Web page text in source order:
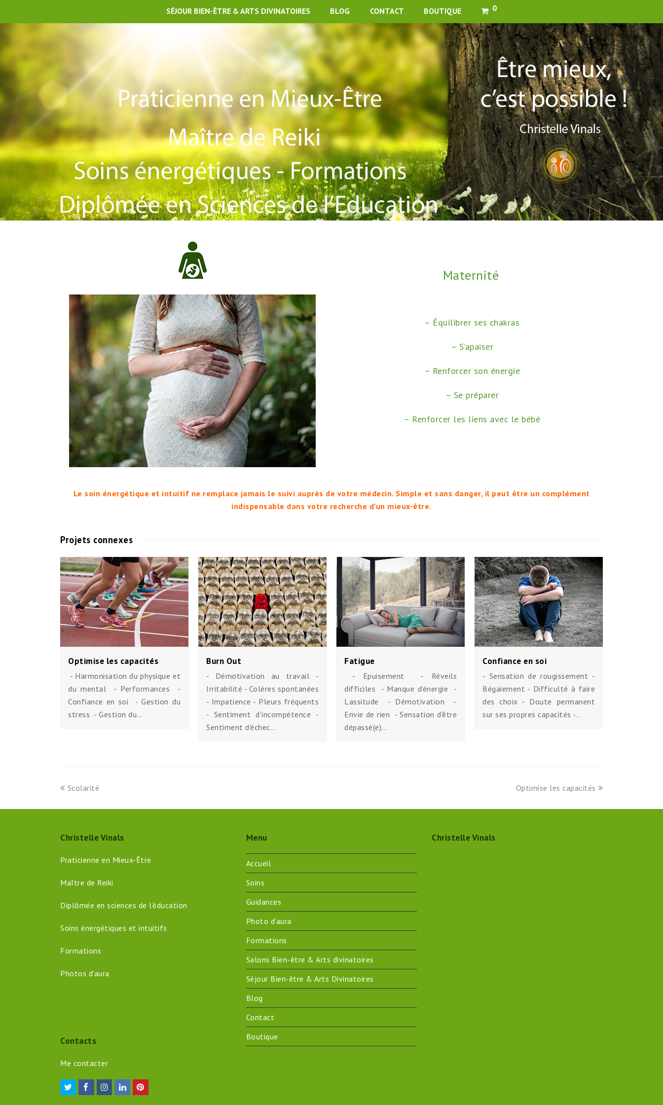
SÉJOUR BIEN-ÊTRE & ARTS DIVINATOIRES BLOG CONTACT BOUTIQUE 0
Maternité
– Équilibrer ses chakras
– S’apaiser
– Renforcer son énergie
– Se préparer
– Renforcer les liens avec le bébé
Le soin énergétique et intuitif ne remplace jamais le suivi auprès de votre médecin. Simple et sans danger, il peut être un complément
indispensable dans votre recherche d’un mieux-être.
Projets connexes
Optimise les capacités
- Harmonisation du physique et
du mental - Performances -
Confiance en soi - Gestion du
stress - Gestion du…
Burn Out
- Démotivation au travail -
Irritabilité - Colères spontanées
- Impatience - Pleurs fréquents
- Sentiment d’incompétence -
Sentiment d'échec…
Fatigue
- Epuisement - Réveils
difficiles - Manque d’énergie -
Lassitude - Démotivation -
Envie de rien - Sensation d'être
dépassé(e)…
Confiance en soi
- Sensation de rougissement -
Bégaiement - Difficulté à faire
des choix - Doute permanent
sur ses propres capacités -…
previous
Scolarité
next
Optimise les capacités
Christelle Vinals
Praticienne en Mieux-Être
Maître de Reiki
Diplômée en sciences de l’éducation
Soins énergétiques et intuitifs
Formations
Photos d’aura
Contacts
Me contacter
TwitterFacebookInstagram
LinkedInPinterest
Menu
Accueil
Soins
Guidances
Photo d’aura
Formations
Salons Bien-être & Arts divinatoires
Séjour Bien-être & Arts Divinatoires
Blog
Contact
Boutique
Christelle Vinals